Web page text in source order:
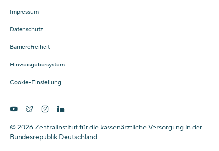
Impressum
Datenschutz
Barrierefreiheit
Hinweisgebersystem
Cookie-Einstellung
© 2026 Zentralinstitut für die kassenärztliche Versorgung in der
Bundesrepublik Deutschland